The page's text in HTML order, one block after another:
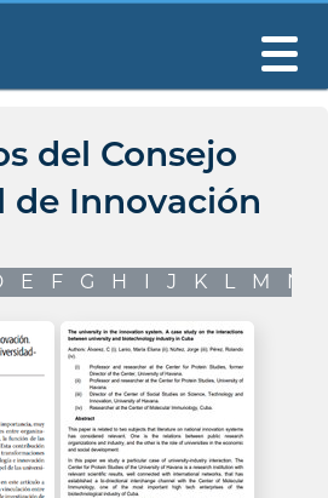
del Consejo
de Innovación
E F G H I J K L M N